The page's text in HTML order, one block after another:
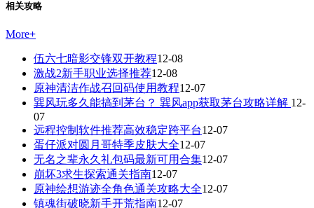
相关攻略
More+
伍六七暗影交锋双开教程12-08
激战2新手职业选择推荐12-08
原神清洁作战召回码使用教程12-07
巽风玩多久能搞到茅台？ 巽风app获取茅台攻略详解 12-
07
远程控制软件推荐高效稳定跨平台12-07
蛋仔派对圆月哥特季皮肤大全12-07
无名之辈永久礼包码最新可用合集12-07
崩坏3求生探索通关指南12-07
原神绘想游迹全角色通关攻略大全12-07
镇魂街破晓新手开荒指南12-07